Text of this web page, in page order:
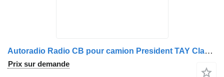
Autoradio Radio CB pour camion President TAY Classic
Prix sur demande